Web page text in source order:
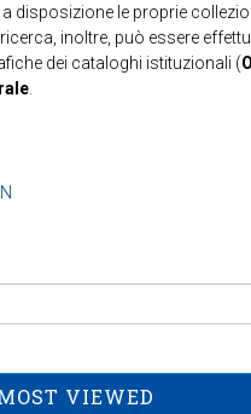
a disposizione le proprie
inoltre, può essere
dei cataloghi istituzionali (
.
VIEWED